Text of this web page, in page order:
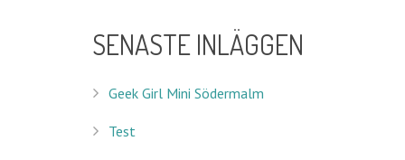
SENASTE INLÄGGEN
Geek Girl Mini Södermalm
Test